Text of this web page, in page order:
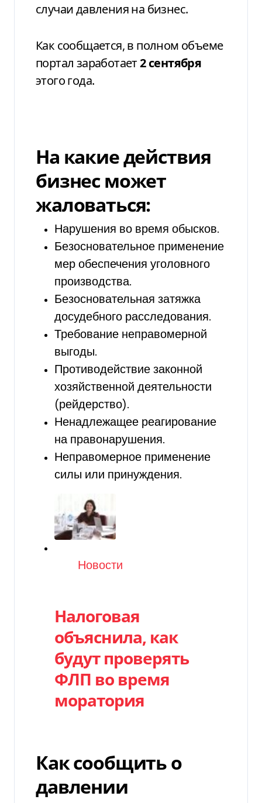
случаи давления на бизнес.
Как сообщается, в полном объеме
портал заработает2 сентября
этого года.
На какие действия
бизнес может
жаловаться:
Нарушения во время обысков.
Безосновательное применение
мер обеспечения уголовного
производства.
Безосновательная затяжка
досудебного расследования.
Требование неправомерной
выгоды.
Противодействие законной
хозяйственной деятельности
(рейдерство).
Ненадлежащее реагирование
на правонарушения.
Неправомерное применение
силы или принуждения.
Категория
Новости
Налоговая
объяснила, как
будут проверять
ФЛП во время
моратория
Как сообщить о
давлении